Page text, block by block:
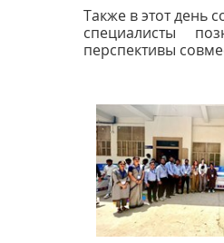
Также в этот день
специалисты
перспективы